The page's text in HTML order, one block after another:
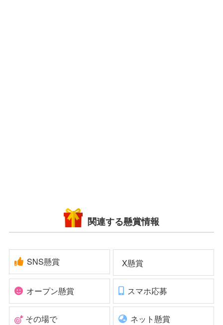
関連する懸賞情報
SNS懸賞 X懸賞
オープン懸賞 スマホ応募
その場で ネット懸賞